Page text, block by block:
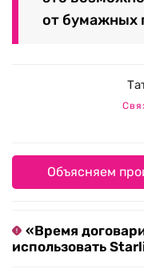
от бумажных
Объясняем
«Время
использовать